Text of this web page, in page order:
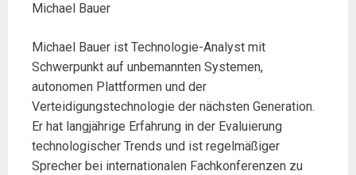
Michael Bauer
Michael Bauer ist Technologie-Analyst mit
Schwerpunkt auf unbemannten Systemen,
autonomen Plattformen und der
Verteidigungstechnologie der nächsten Generation.
Er hat langjährige Erfahrung in der Evaluierung
technologischer Trends und ist regelmäßiger
Sprecher bei internationalen Fachkonferenzen zu